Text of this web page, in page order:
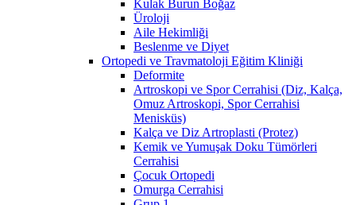
Kulak Burun Boğaz
Üroloji
Aile Hekimliği
Beslenme ve Diyet
Ortopedi ve Travmatoloji Eğitim Kliniği
Deformite
Artroskopi ve Spor Cerrahisi (Diz, Kalça,
Omuz Artroskopi, Spor Cerrahisi
Menisküs)
Kalça ve Diz Artroplasti (Protez)
Kemik ve Yumuşak Doku Tümörleri
Cerrahisi
Çocuk Ortopedi
Omurga Cerrahisi